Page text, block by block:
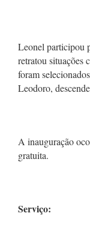
Leonel participou
retratou situações
foram
Leodoro,
A inauguração
gratuita.
Serviço: